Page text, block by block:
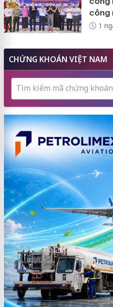
công
1
CHỨNG KHOÁN VIỆT NAM
Tìm kiếm mã chứng